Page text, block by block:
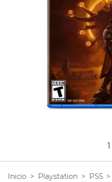
1
Inicio > Playstation > PS5 >